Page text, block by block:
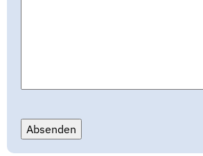
Absenden